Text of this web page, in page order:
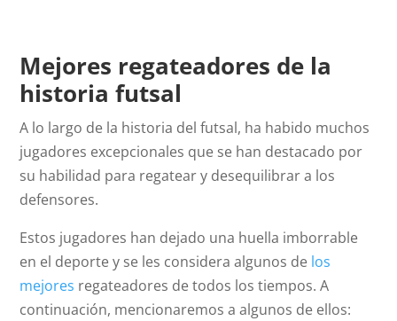
Mejores regateadores de la
historia futsal
A lo largo de la historia del futsal, ha habido muchos
jugadores excepcionales que se han destacado por
su habilidad para regatear y desequilibrar a los
defensores.
Estos jugadores han dejado una huella imborrable
en el deporte y se les considera algunos de los
mejores regateadores de todos los tiempos. A
continuación, mencionaremos a algunos de ellos: